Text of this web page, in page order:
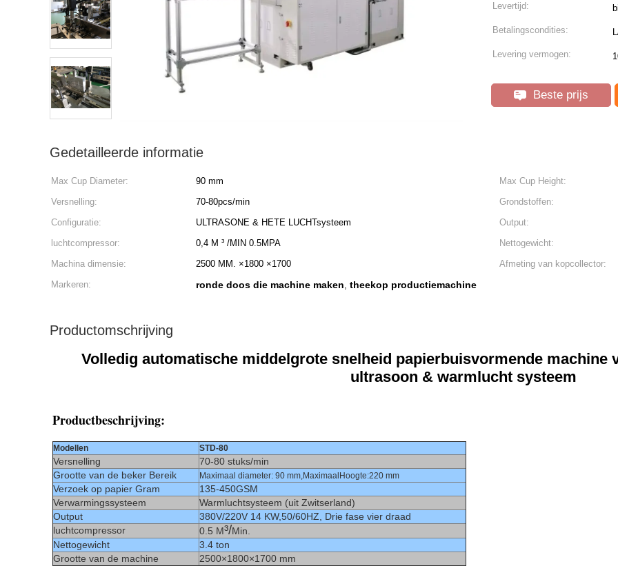
Levertijd:
Betalingscondities:
Levering vermogen:
Beste prijs
Gedetailleerde informatie
Max Cup Diameter: 90 mm
Max Cup Height:
Versnelling:
70-80pcs/min
Grondstoffen:
Configuratie:
ULTRASONE & HETE LUCHTsysteem
Output:
luchtcompressor:
0,4 M ³ /MIN 0.5MPA
Nettogewicht:
Machina dimensie:
2500 MM. ×1800 ×1700
Afmeting van kopcollector:
Markeren:
ronde doos die machine maken, theekop productiemachine
Productomschrijving
Volledig automatische middelgrote snelheid papierbuisvormende machine
ultrasoon & warmlucht systeem
Productbeschrijving:
Modellen STD-80
Versnelling
70-80 stuks/min
Grootte van de beker Bereik
Maximaal diameter: 90 mm,Maximaal Hoogte:220 mm
Verzoek op papier Gram
135-450GSM
Verwarmingssysteem
Warmluchtsysteem (uit Zwitserland)
Output
380V/220V 14 KW,50/60HZ, Drie fase vier draad
luchtcompressor
0.5 M³/Min.
Nettogewicht
3.4 ton
Grootte van de machine
2500×1800×1700 mm